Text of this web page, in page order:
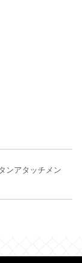
ンアタッチメン